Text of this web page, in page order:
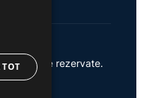
drepturile rezervate.
AW}
TOT